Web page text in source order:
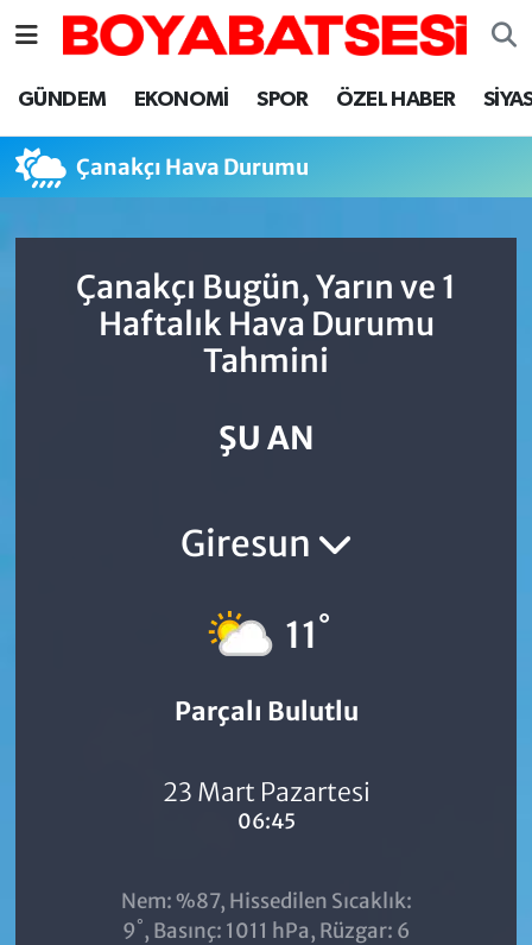
GÜNDEM EKONOMİ SPOR ÖZEL HABER
Çanakçı Hava Durumu
Çanakçı Bugün, Yarın ve 1
Haftalık Hava Durumu
Tahmini
ŞU AN
Giresun
11°
Parçalı Bulutlu
23 Mart Pazartesi
06:45
Nem: %87, Hissedilen Sıcaklık:
9°, Basınç: 1011 hPa, Rüzgar: 6
Sinop Nöbetçi Eczaneler
Sinop Hava Durumu
Sinop Trafik Yoğunluk Haritası
Süper Lig Puan Durumu ve Fikstür
Son Dakika Haberleri